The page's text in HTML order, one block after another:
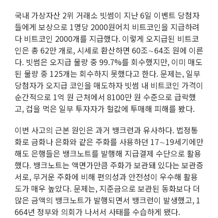
국내 가상자산 2위 거래소 빗썸이 지난 6일 이벤트 당첨자
들에게 보상으로 1명당 2000원어치 비트코인을 지급하려
다 비트코인 2000개를 지급했다. 이렇게 오지급된 비트코
인은 총 62만 개로, 시세로 환산하면 60조∼64조 원에 이른
다. 빗썸은 오지급 물량 중 99.7%를 회수했지만, 이미 매도
된 물량 중 125개는 회수하지 못했다고 한다. 문제는, 일부
당첨자가 오지급 코인을 매도하자 빗썸 내 비트코인 가격이
순간적으로 1억 원 근처에서 8100만 원 수준으로 급락했
고, 겁을 먹은 일부 투자자가 헐값에 투매해 피해를 봤다.
이번 사고의 근본 원인은 과거 뱅크런과 유사하다. 법정통
화로 금화나 은화와 같은 주화를 사용하던 17∼19세기에만
해도 은행들은 뱅크노트를 발행해 지급결제 수단으로 활용
했다. 뱅크노트는 액면가만큼 주화가 보관돼 있다는 보관증
서로, 무거운 주화에 비해 편의성과 안전성이 우수해 활용
도가 매우 높았다. 문제는, 지준금으로 보관된 동화보다 더
많은 금액의 뱅크노트가 발행되면서 뱅크런이 발생했고, 1
664년 정부와 의회가 나서서 사태를 수습하게 됐다.